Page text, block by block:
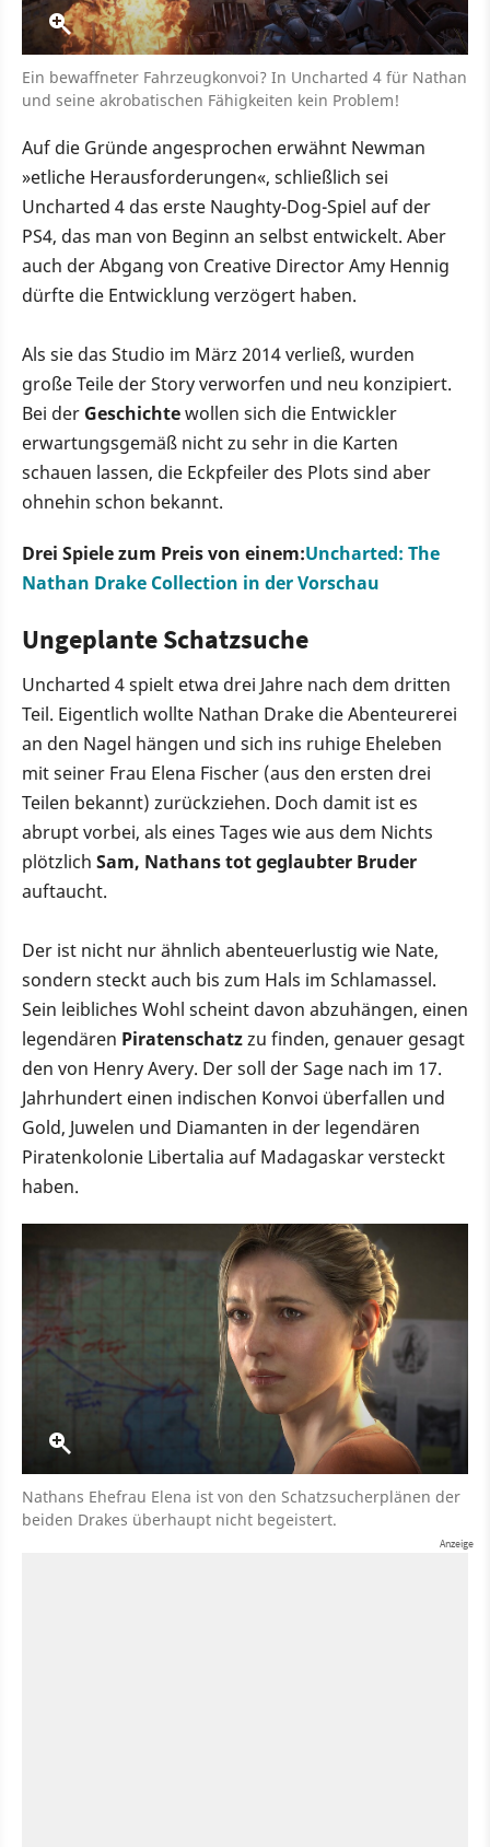
Ein bewaffneter Fahrzeugkonvoi? In Uncharted 4 für Nathan
und seine akrobatischen Fähigkeiten kein Problem!
Auf die Gründe angesprochen erwähnt Newman
»etliche Herausforderungen«, schließlich sei
Uncharted 4 das erste Naughty-Dog-Spiel auf der
PS4, das man von Beginn an selbst entwickelt. Aber
auch der Abgang von Creative Director Amy Hennig
dürfte die Entwicklung verzögert haben.
Als sie das Studio im März 2014 verließ, wurden
große Teile der Story verworfen und neu konzipiert.
Bei der Geschichtewollen sich die Entwickler
erwartungsgemäß nicht zu sehr in die Karten
schauen lassen, die Eckpfeiler des Plots sind aber
ohnehin schon bekannt.
Drei Spiele zum Preis von einem:Uncharted: The
Nathan Drake Collection in der Vorschau
Ungeplante Schatzsuche
Uncharted 4 spielt etwa drei Jahre nach dem dritten
Teil. Eigentlich wollte Nathan Drake die Abenteurerei
an den Nagel hängen und sich ins ruhige Eheleben
mit seiner Frau Elena Fischer (aus den ersten drei
Teilen bekannt) zurückziehen. Doch damit ist es
abrupt vorbei, als eines Tages wie aus dem Nichts
plötzlich Sam, Nathans tot geglaubter Bruder
auftaucht.
Der ist nicht nur ähnlich abenteuerlustig wie Nate,
sondern steckt auch bis zum Hals im Schlamassel.
Sein leibliches Wohl scheint davon abzuhängen, einen
legendären Piratenschatzzu finden, genauer gesagt
den von Henry Avery. Der soll der Sage nach im 17.
Jahrhundert einen indischen Konvoi überfallen und
Gold, Juwelen und Diamanten in der legendären
Piratenkolonie Libertalia auf Madagaskar versteckt
haben.
Nathans Ehefrau Elena ist von den Schatzsucherplänen der
beiden Drakes überhaupt nicht begeistert.